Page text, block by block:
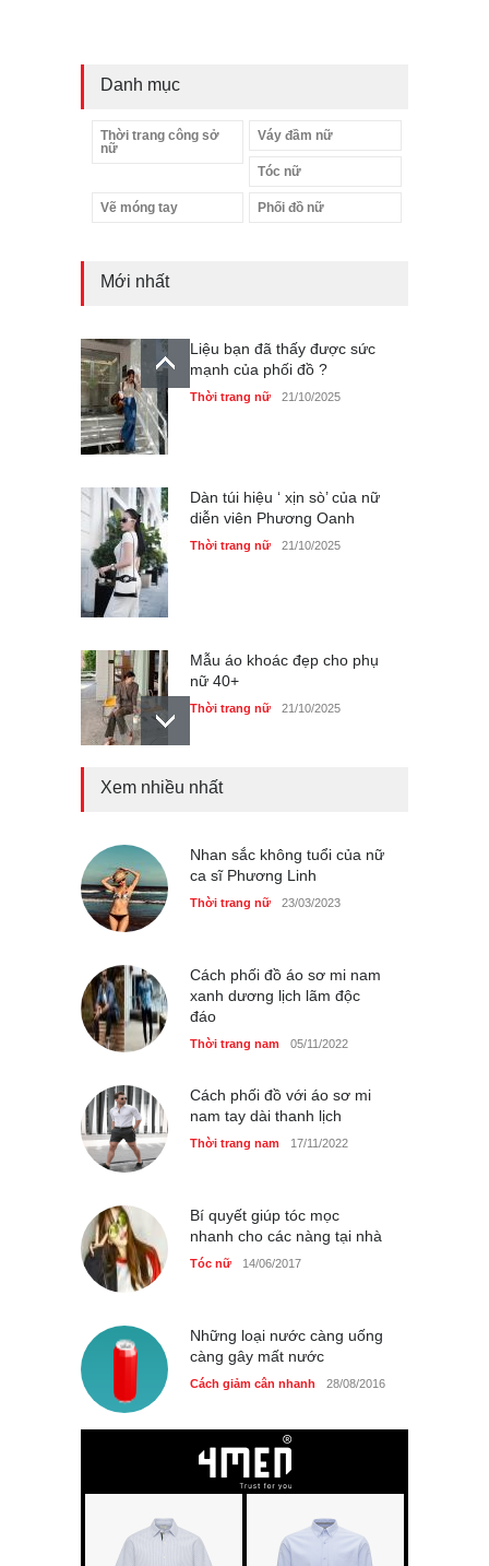
Danh mục
Thời trang công sở
nữ
Váy đầm nữ
Tóc nữ
Vẽ móng tay Phối đồ nữ
Mới nhất
Liệu bạn đã thấy được sức
mạnh của phối đồ ?
Thời trang nữ 21/10/2025
Dàn túi hiệu ‘ xịn sò’ của nữ
diễn viên Phương Oanh
Thời trang nữ 21/10/2025
Mẫu áo khoác đẹp cho phụ
nữ 40+
Thời trang nữ 21/10/2025
Chiếc áo dài cưới của Hoa
sáng tạo mới của giới trẻ
Thời trang nữ 21/10/2025
Xem nhiều nhất
Nhan sắc không tuổi của nữ
ca sĩ Phương Linh
Thời trang nữ 23/03/2023
Cách phối đồ áo sơ mi nam
xanh dương lịch lãm độc
đáo
Thời trang nam 05/11/2022
Cách phối đồ với áo sơ mi
nam tay dài thanh lịch
Thời trang nam 17/11/2022
Bí quyết giúp tóc mọc
nhanh cho các nàng tại nhà
Tóc nữ 14/06/2017
Những loại nước càng uống
càng gây mất nước
Cách giảm cân nhanh 28/08/2016